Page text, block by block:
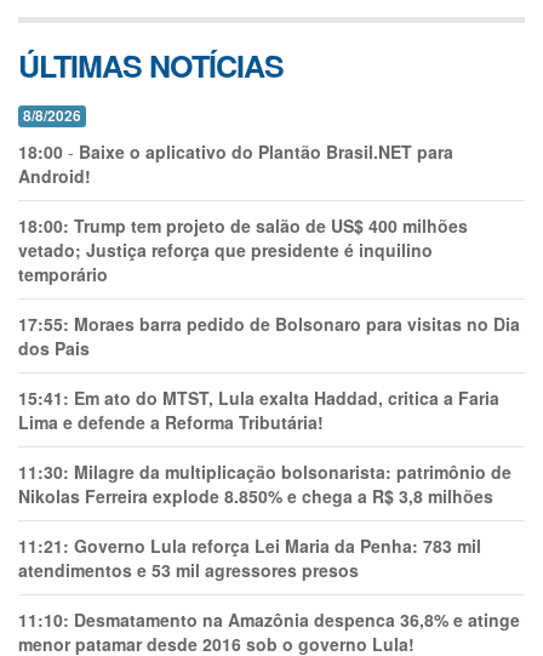
ÚLTIMAS NOTÍCIAS
8/8/2026
18:00 - Baixe o aplicativo do Plantão Brasil.NET para
Android!
18:00: Trump tem projeto de salão de US$ 400 milhões
vetado; Justiça reforça que presidente é inquilino
temporário
17:55: Moraes barra pedido de Bolsonaro para visitas no Dia
dos Pais
15:41: Em ato do MTST, Lula exalta Haddad, critica a Faria
Lima e defende a Reforma Tributária!
11:30: Milagre da multiplicação bolsonarista: patrimônio de
Nikolas Ferreira explode 8.850% e chega a R$ 3,8 milhões
11:21: Governo Lula reforça Lei Maria da Penha: 783 mil
atendimentos e 53 mil agressores presos
11:10: Desmatamento na Amazônia despenca 36,8% e atinge
menor patamar desde 2016 sob o governo Lula!